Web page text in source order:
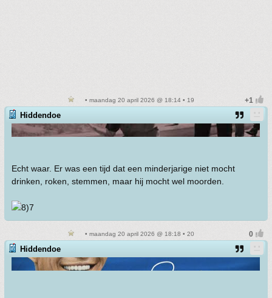
• maandag 20 april 2026 @ 18:14 • 19
Hiddendoe
Echt waar. Er was een tijd dat een minderjarige niet mocht
drinken, roken, stemmen, maar hij mocht wel moorden.
• maandag 20 april 2026 @ 18:18 • 20
Hiddendoe